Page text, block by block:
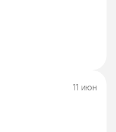
11 июн